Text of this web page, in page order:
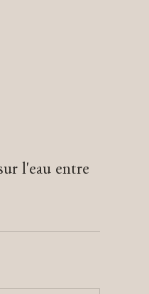
l'eau entre